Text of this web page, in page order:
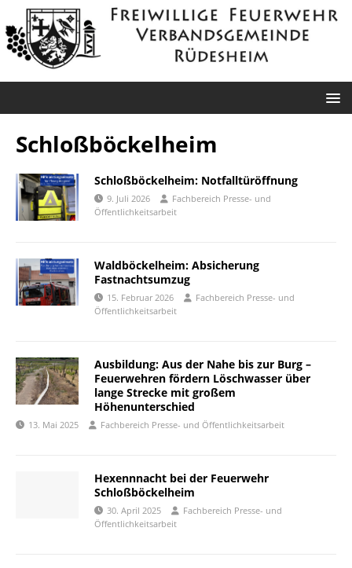
Schloßböckelheim
Schloßböckelheim: Notfalltüröffnung
9. Juli 2026
Fachbereich Presse- und
Öffentlichkeitsarbeit
Waldböckelheim: Absicherung
Fastnachtsumzug
15. Februar 2026
Fachbereich Presse- und
Öffentlichkeitsarbeit
Ausbildung: Aus der Nahe bis zur Burg –
Feuerwehren fördern Löschwasser über
lange Strecke mit großem
Höhenunterschied
13. Mai 2025 Fachbereich Presse- und Öffentlichkeitsarbeit
Hexennnacht bei der Feuerwehr
Schloßböckelheim
30. April 2025
Fachbereich Presse- und
Öffentlichkeitsarbeit